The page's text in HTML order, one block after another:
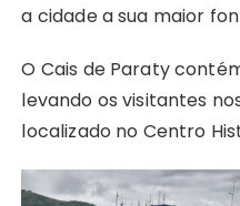
a cidade a sua maior
O Cais de Paraty
levando os visitantes
localizado no Centro